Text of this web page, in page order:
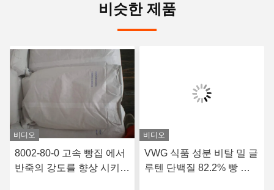
비슷한 제품
비디오
8002-80-0 고속 빵집 에서
반죽의 강도를 향상 시키기
비디오
VWG 식품 성분 비탈 밀 글
루텐 단백질 82.2% 빵 케